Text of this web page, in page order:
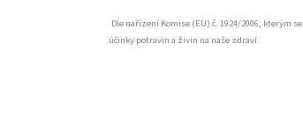
Dle nařízení Komise (EU) č. 1924/2006,
účinky potravin a živin na naše zdraví.